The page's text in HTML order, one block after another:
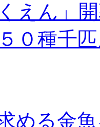
くえん」
０種千
める金